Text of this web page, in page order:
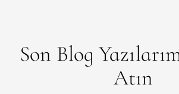
Son Blog
Atın